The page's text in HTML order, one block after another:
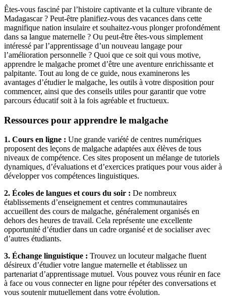
Êtes-vous fasciné par l’histoire captivante et la culture vibrante de
Madagascar ? Peut-être planifiez-vous des vacances dans cette
magnifique nation insulaire et souhaitez-vous plonger profondément
dans sa langue maternelle ? Ou peut-être êtes-vous simplement
intéressé par l’apprentissage d’un nouveau langage pour
l’amélioration personnelle ? Quoi que ce soit qui vous motive,
apprendre le malgache promet d’être une aventure enrichissante et
palpitante. Tout au long de ce guide, nous examinerons les
avantages d’étudier le malgache, les outils à votre disposition pour
commencer, ainsi que des conseils utiles pour garantir que votre
parcours éducatif soit à la fois agréable et fructueux.
Ressources pour apprendre le malgache
1. Cours en ligne : Une grande variété de centres numériques
proposent des leçons de malgache adaptées aux élèves de tous
niveaux de compétence. Ces sites proposent un mélange de tutoriels
dynamiques, d’évaluations et d’exercices pratiques pour vous aider à
développer vos compétences linguistiques.
2. Écoles de langues et cours du soir : De nombreux
établissements d’enseignement et centres communautaires
accueillent des cours de malgache, généralement organisés en
dehors des heures de travail. Cela représente une excellente
opportunité d’étudier dans un cadre organisé et de socialiser avec
d’autres étudiants.
3. Échange linguistique : Trouvez un locuteur malgache fluent
désireux d’étudier votre langue maternelle et établissez un
partenariat d’apprentissage mutuel. Vous pouvez vous réunir en face
à face ou vous connecter en ligne pour répéter des conversations et
vous soutenir mutuellement dans votre évolution.